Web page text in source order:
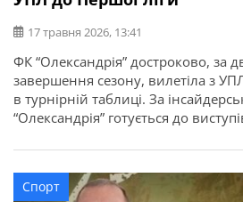
17 травня 2026, 13:41
ФК “Олександрія” достроково, за
завершення сезону, вилетіла з
в турнірній таблиці. За
“Олександрія” готується до
гравців. Майже всі легіонери
зв’язувався з гравцями, які мають
Чемпіонаті України, та сказав, […]
Спорт